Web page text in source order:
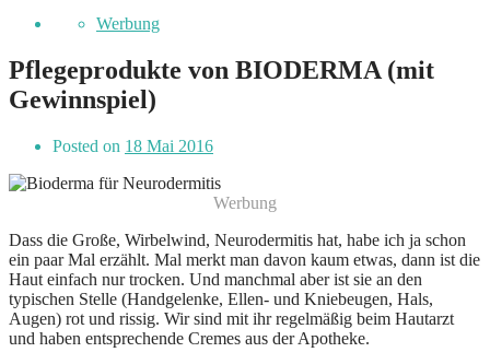
Werbung
Pflegeprodukte von BIODERMA (mit
Gewinnspiel)
Posted on 18 Mai 2016
Werbung
Dass die Große, Wirbelwind, Neurodermitis hat, habe ich ja schon
ein paar Mal erzählt. Mal merkt man davon kaum etwas, dann ist die
Haut einfach nur trocken. Und manchmal aber ist sie an den
typischen Stelle (Handgelenke, Ellen- und Kniebeugen, Hals,
Augen) rot und rissig. Wir sind mit ihr regelmäßig beim Hautarzt
und haben entsprechende Cremes aus der Apotheke.